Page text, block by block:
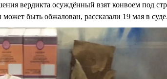
вердикта осуждённый взят конвоем под
быть обжалован, рассказали 19 мая в суде.